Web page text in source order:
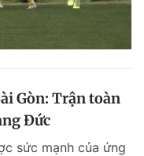
Gòn: Trận toàn
Đức
sức mạnh của ứng